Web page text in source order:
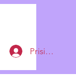
Prisijungti